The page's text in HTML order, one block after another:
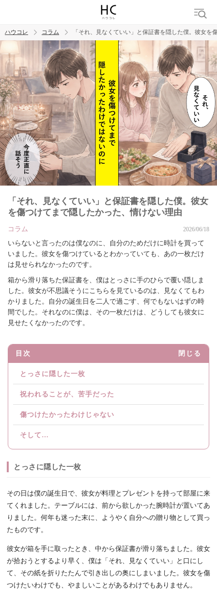
トレンド ワード
男の本音 NG行動 彼女 イイ女 婚活
ハウコレ コラム 「それ、見なくていい」と保証書を隠した僕。彼女
「それ、見なくていい」と保証書を隠した僕。彼女
を傷つけてまで隠したかった、情けない理由
コラム 2026/06/18
いらないと言ったのは僕なのに、自分のためだけに時計を買って
いました。彼女を傷つけているとわかっていても、あの一枚だけ
は見せられなかったのです。
箱から滑り落ちた保証書を、僕はとっさに手のひらで覆い隠しま
した。彼女が不思議そうにこちらを見ているのは、見なくてもわ
かりました。自分の誕生日を二人で過ごす、何でもないはずの時
間でした。それなのに僕は、その一枚だけは、どうしても彼女に
見せたくなかったのです。
目次 閉じる
とっさに隠した一枚
祝われることが、苦手だった
傷つけたかったわけじゃない
そして…
とっさに隠した一枚
その日は僕の誕生日で、彼女が料理とプレゼントを持って部屋に来
てくれました。テーブルには、前から欲しかった腕時計が置いてあ
りました。何年も迷った末に、ようやく自分への贈り物として買っ
たものです。
彼女が箱を手に取ったとき、中から保証書が滑り落ちました。彼女
が拾おうとするより早く、僕は「それ、見なくていい」と口にし
て、その紙を折りたたんで引き出しの奥にしまいました。彼女を傷
つけたいわけでも、やましいことがあるわけでもありません。